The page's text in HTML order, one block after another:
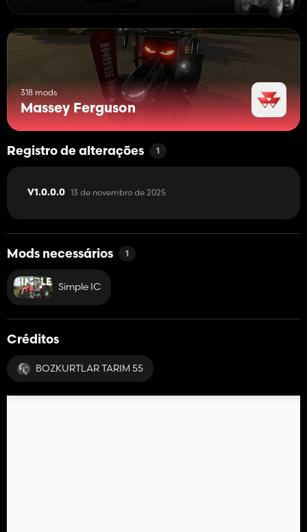
318 mods
Massey Ferguson
Registro de alterações 1
V1.0.0.0 13 de novembro de 2025
Mods necessários 1
Simple IC
Créditos
BOZKURTLAR TARIM 55